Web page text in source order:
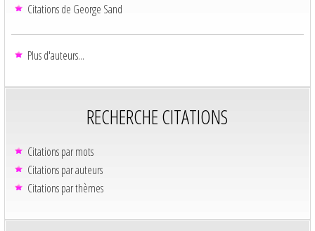
Citations de George Sand
Plus d'auteurs...
RECHERCHE CITATIONS
Citations par mots
Citations par auteurs
Citations par thèmes